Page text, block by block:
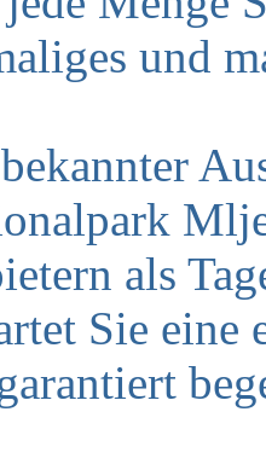
und
als
Sie eine